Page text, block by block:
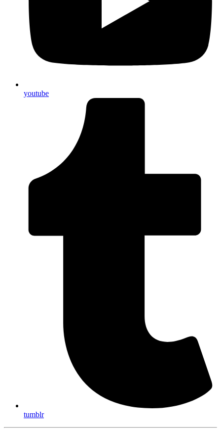
youtube
tumblr